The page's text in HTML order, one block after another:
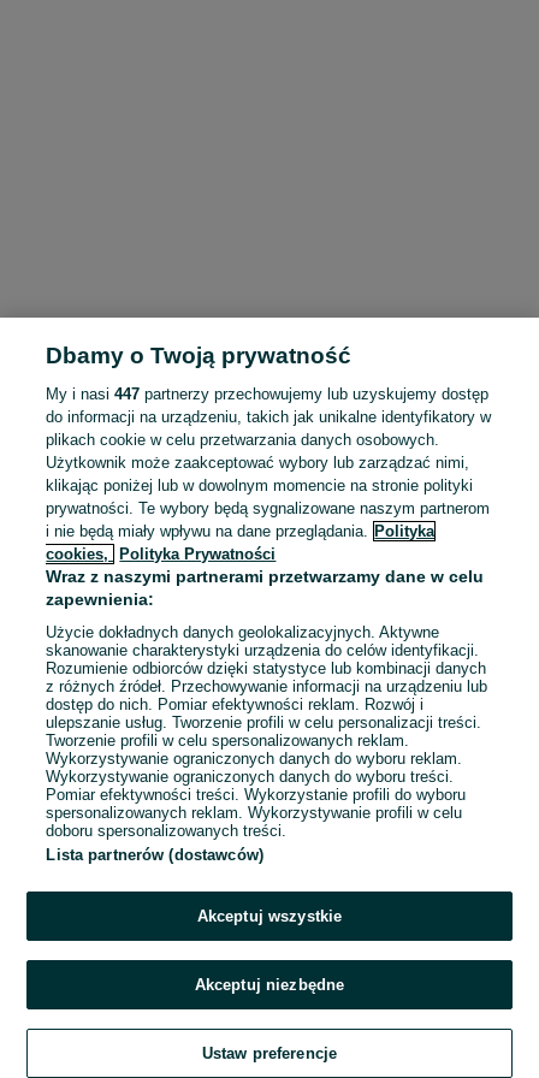
To ogłoszenie nie jest już dostępne
Przejdź na stronę główną
Dbamy o Twoją prywatność
My i nasi447 partnerzy przechowujemy lub uzyskujemy dostęp
do informacji na urządzeniu, takich jak unikalne identyfikatory w
plikach cookie w celu przetwarzania danych osobowych.
Użytkownik może zaakceptować wybory lub zarządzać nimi,
klikając poniżej lub w dowolnym momencie na stronie polityki
prywatności. Te wybory będą sygnalizowane naszym partnerom
i nie będą miały wpływu na dane przeglądania. Polityka
cookies,
Polityka Prywatności
Wraz z naszymi partnerami przetwarzamy dane w celu
zapewnienia:
Użycie dokładnych danych geolokalizacyjnych. Aktywne
skanowanie charakterystyki urządzenia do celów identyfikacji.
Rozumienie odbiorców dzięki statystyce lub kombinacji danych
z różnych źródeł. Przechowywanie informacji na urządzeniu lub
dostęp do nich. Pomiar efektywności reklam. Rozwój i
ulepszanie usług. Tworzenie profili w celu personalizacji treści.
Tworzenie profili w celu spersonalizowanych reklam.
Wykorzystywanie ograniczonych danych do wyboru reklam.
Wykorzystywanie ograniczonych danych do wyboru treści.
Pomiar efektywności treści. Wykorzystanie profili do wyboru
spersonalizowanych reklam. Wykorzystywanie profili w celu
doboru spersonalizowanych treści.
Lista partnerów (dostawców)
Akceptuj wszystkie
Akceptuj niezbędne
Ustaw preferencje